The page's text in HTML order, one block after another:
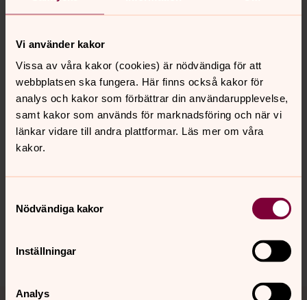
Vi använder kakor
Vissa av våra kakor (cookies) är nödvändiga för att
webbplatsen ska fungera. Här finns också kakor för
analys och kakor som förbättrar din användarupplevelse,
samt kakor som används för marknadsföring och när vi
länkar vidare till andra plattformar. Läs mer om våra
kakor.
Nödvändiga kakor
Inställningar
Analys
Arbetsledare vaktmästeriet, Hallsbergs församling
Direkt:0582-156 81
hille.griepentrog@svenskakyrkan.se
Senast ändrad 26 september 2024
innehåll?
Tillbaka till toppen
Tillbaka till innehållet